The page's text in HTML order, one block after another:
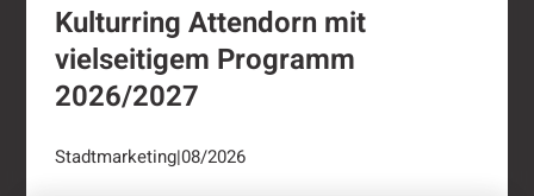
Kulturring Attendorn mit
vielseitigem Programm
2026/2027
Stadtmarketing|08/2026